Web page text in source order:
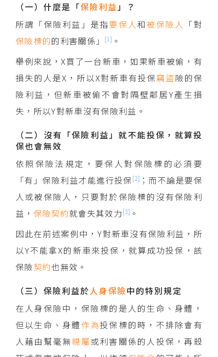
（一）什麼是「保險利益」？
所謂「保險利益」是指要保人和被保險人 「對
保險標的的利害關係」 [1] 。
舉例來說，X買了一台新車，如果新車被偷，有
損失的人是X，所以X對新車有投保竊盜險的保
險利益，但新車被偷不會對隔壁鄰居Y產生損
失，所以Y對新車沒有保險利益。
（二）沒有「保險利益」就不能投保，就算投
保也會無效
依照保險法規定，要保人對保險標的必須要
「有」保險利益才能進行投保 [2] ；而不論是要保
人或被保險人，只要對於保險標的沒有保險利
益， 保險契約就會失其效力[3] 。
因此在前述案例中，Y對新車沒有保險利益，所
以Y不能拿X的新車來投保，就算成功投保，該
保險契約也無效。
（三）保險利益於人身保險中的特別規定
在人身保險中，保險標的是人的生命、身體，
但以生命、身體作為投保標的時，不排除會有
人藉由幫毫無親屬或利害關係的人投保，再殺